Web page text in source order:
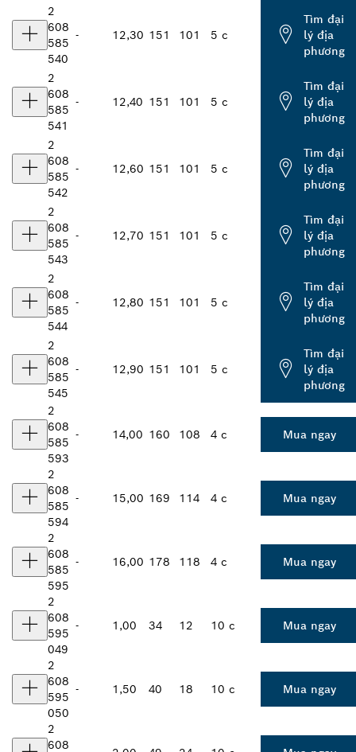
2
608
585
540
- 12,30 151 101 5 c
Tìm đại
lý địa
phương
2
608
585
541
- 12,40 151 101 5 c
Tìm đại
lý địa
phương
2
608
585
542
- 12,60 151 101 5 c
Tìm đại
lý địa
phương
2
608
585
543
- 12,70 151 101 5 c
Tìm đại
lý địa
phương
2
608
585
544
- 12,80 151 101 5 c
Tìm đại
lý địa
phương
2
608
585
545
- 12,90 151 101 5 c
Tìm đại
lý địa
phương
2
608
585
593
- 14,00 160 108 4 c Mua ngay
2
608
585
594
- 15,00 169 114 4 c Mua ngay
2
608
585
595
- 16,00 178 118 4 c Mua ngay
2
608
595
049
- 1,00 34 12 10 c Mua ngay
2
608
595
050
- 1,50 40 18 10 c Mua ngay
2
608